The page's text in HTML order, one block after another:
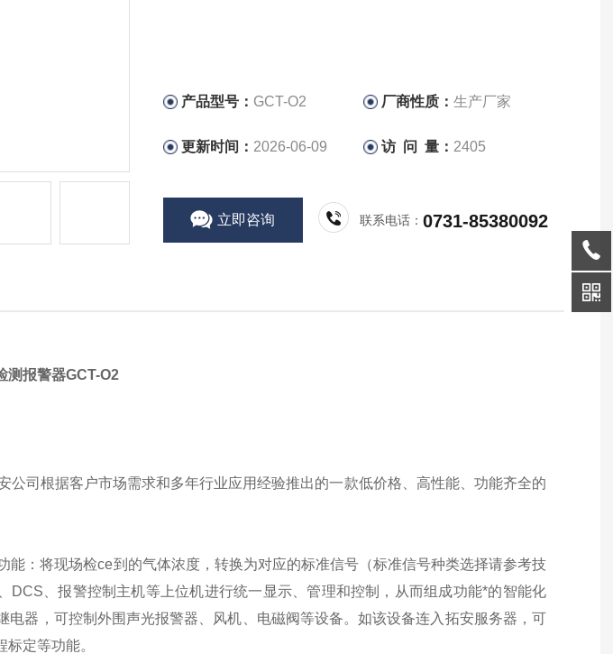
产品型号： GCT-O2 厂商性质：生产厂家
更新时间： 2026-06-09 访 问 量： 2405
立即咨询 联系电话：0731-85380092
测报警器GCT-O2
公司根据客户市场需求和多年行业应用经验推出的一款低价格、高性能、功能齐全的
能：将现场检ce到的气体浓度，转换为对应的标准信号（标准信号种类选择请参考技
DCS、报警控制主机等上位机进行统一显示、管理和控制，从而组成功能*的智能化
电器，可控制外围声光报警器、风机、电磁阀等设备。如该设备连入拓安服务器，可
定等功能。